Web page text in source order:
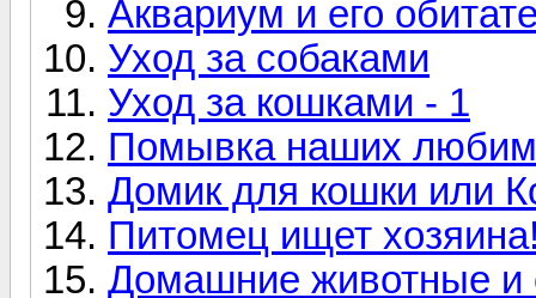
Аквариум и его
Уход за собаками
Уход за кошками - 1
Помывка наших
Домик для кошки или
Питомец ищет
Домашние животные и